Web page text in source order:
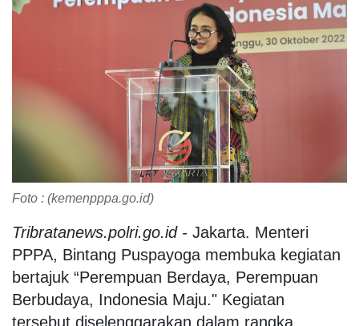
Foto : (kemenpppa.go.id)
Tribratanews.polri.go.id - Jakarta. Menteri
PPPA, Bintang Puspayoga membuka kegiatan
bertajuk “Perempuan Berdaya, Perempuan
Berbudaya, Indonesia Maju." Kegiatan
tersebut diselenggarakan dalam rangka